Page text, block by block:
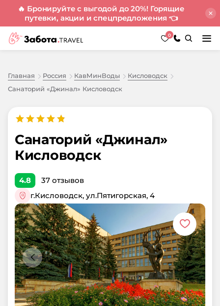
🔥 Бронируйте с выгодой до 20%! Горящие
путевки, акции и спецпредложения 👈
0
Главная Россия КавМинВоды
Кисловодск
Санаторий «Джинал» Кисловодск
Санаторий «Джинал»
Кисловодск
4.8 37 отзывов
г.Кисловодск, ул.Пятигорская, 4